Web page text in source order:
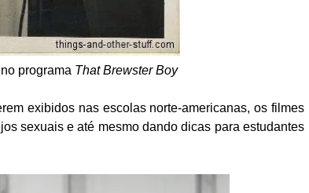
programa That Brewster Boy
exibidos nas escolas norte-americanas, os filmes
sexuais e até mesmo dando dicas para estudantes